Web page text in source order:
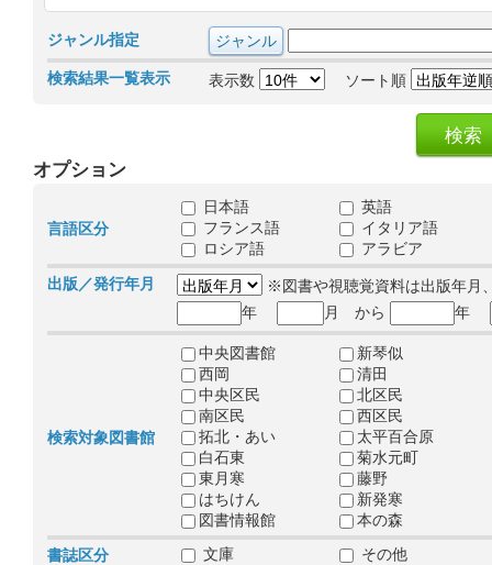
ジャンル指定
検索結果一覧表示 表示数 ソート順
オプション
言語区分
日本語
英語
フランス語
イタリア語
ロシア語
アラビア
出版／発行年月
※図書や視聴覚資料は出版年月
年
月 から 年
検索対象図書館
中央図書館
新琴似
西岡
清田
中央区民
北区民
南区民
西区民
拓北・あい
太平百合原
白石東
菊水元町
東月寒
藤野
はちけん
新発寒
図書情報館
本の森
書誌区分
文庫 その他